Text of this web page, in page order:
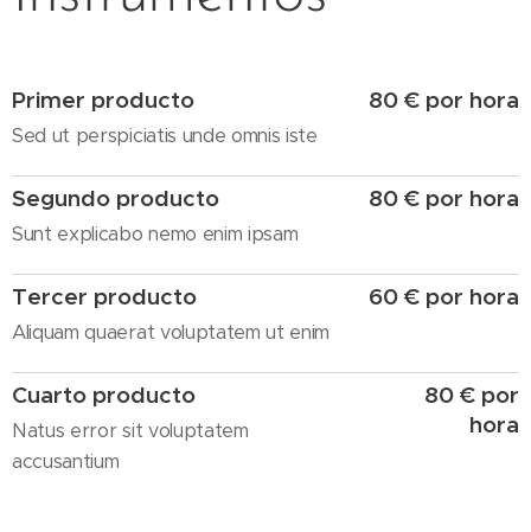
Primer producto
Sed ut perspiciatis unde omnis iste
80 € por hora
Segundo producto
Sunt explicabo nemo enim ipsam
80 € por hora
Tercer producto
Aliquam quaerat voluptatem ut enim
60 € por hora
Cuarto producto
Natus error sit voluptatem
accusantium
80 € por
hora